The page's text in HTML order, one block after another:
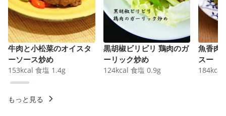
牛肉と小松菜のオイスタ
ーソース炒め
153kcal 食塩 1.4g
黒胡椒ビリビリ 鶏肉のガ
ーリック炒め
124kcal 食塩 0.9g
魚香肉
スー
184kcal
もっと見る